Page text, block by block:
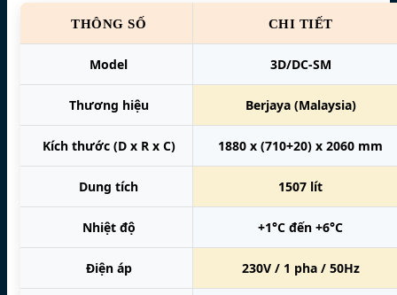
THÔNG SỐ CHI TIẾT
Model 3D/DC-SM
Thương hiệu Berjaya (Malaysia)
Kích thước (D x R x C) 1880 x (710+20) x 2060 mm
Dung tích 1507 lít
Nhiệt độ +1°C đến +6°C
Điện áp 230V / 1 pha / 50Hz